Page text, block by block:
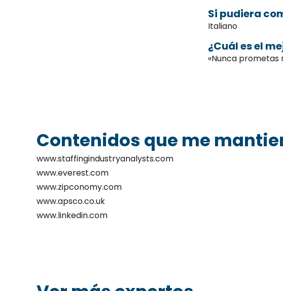
Si pudiera
Italiano
¿Cuál es el
«Nunca prometas
Contenidos que me
www.staffingindustryanalysts.com
www.everest.com
www.zipconomy.com
www.apsco.co.uk
www.linkedin.com